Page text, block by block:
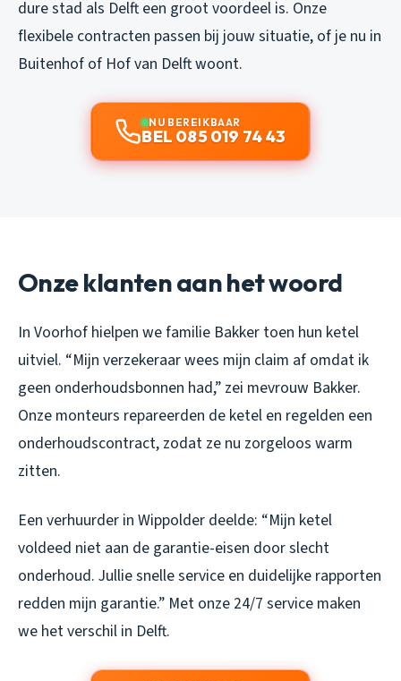
dure stad als Delft een groot voordeel is. Onze
flexibele contracten passen bij jouw situatie, of je nu in
Buitenhof of Hof van Delft woont.
NU BEREIKBAAR
BEL 085 019 74 43
Onze klanten aan het woord
In Voorhof hielpen we familie Bakker toen hun ketel
uitviel. “Mijn verzekeraar wees mijn claim af omdat ik
geen onderhoudsbonnen had,” zei mevrouw Bakker.
Onze monteurs repareerden de ketel en regelden een
onderhoudscontract, zodat ze nu zorgeloos warm
zitten.
Een verhuurder in Wippolder deelde: “Mijn ketel
voldeed niet aan de garantie-eisen door slecht
onderhoud. Jullie snelle service en duidelijke rapporten
redden mijn garantie.” Met onze 24/7 service maken
we het verschil in Delft.